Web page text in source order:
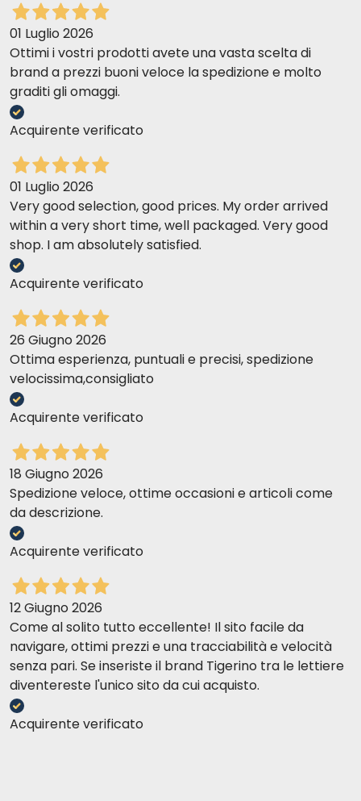
01 Luglio 2026
Ottimi i vostri prodotti avete una vasta scelta di
brand a prezzi buoni veloce la spedizione e molto
graditi gli omaggi.
Acquirente verificato
01 Luglio 2026
Very good selection, good prices. My order arrived
within a very short time, well packaged. Very good
shop. I am absolutely satisfied.
Acquirente verificato
26 Giugno 2026
Ottima esperienza, puntuali e precisi, spedizione
velocissima,consigliato
Acquirente verificato
18 Giugno 2026
Spedizione veloce, ottime occasioni e articoli come
da descrizione.
Acquirente verificato
12 Giugno 2026
Come al solito tutto eccellente! Il sito facile da
navigare, ottimi prezzi e una tracciabilità e velocità
senza pari. Se inseriste il brand Tigerino tra le lettiere
diventereste l'unico sito da cui acquisto.
Acquirente verificato